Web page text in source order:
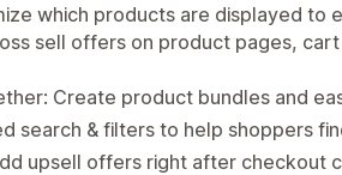
which products are displayed to
sell offers on product pages,
Create product bundles and
search & filters to help shoppers
upsell offers right after checkout